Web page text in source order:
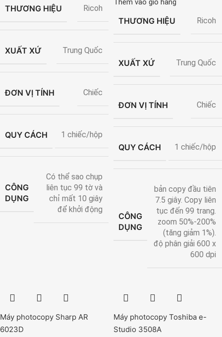
THƯƠNG HIỆU Ricoh
XUẤT XỨ Trung Quốc
ĐƠN VỊ TÍNH Chiếc
QUY CÁCH 1 chiếc/hộp
CÔNG
DỤNG
Có thể sao chụp
liên tục 99 tờ và
chỉ mất 10 giây
để khởi động
Thêm vào giỏ hàng
THƯƠNG HIỆU Ricoh
XUẤT XỨ Trung Quốc
ĐƠN VỊ TÍNH Chiếc
QUY CÁCH 1 chiếc/hộp
CÔNG
DỤNG
bản copy đầu tiên
7.5 giây. Copy liên
tục đến 99 trang.
zoom 50%-200%
(tăng giảm 1%).
độ phân giải 600 x
600 dpi
Máy photocopy Sharp AR
6023D
Máy photocopy Toshiba e-
Studio 3508A